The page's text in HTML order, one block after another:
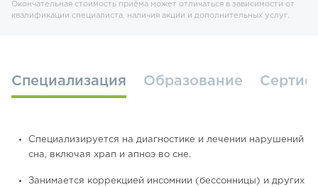
Окончательная стоимость приёма может отличаться в зависимости от
квалификации специалиста, наличия акции и дополнительных услуг.
Специализация Образование
Специализируется на диагностике и лечении нарушений
сна, включая храп и апноэ во сне.
Занимается коррекцией инсомнии (бессонницы) и других